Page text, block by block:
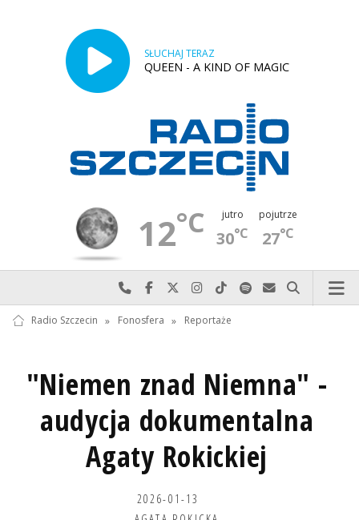
SŁUCHAJ TERAZ
QUEEN - A KIND OF MAGIC
12°C jutro
30°C
pojutrze
27°C
Najlepiej po prostu do nas zadzwoń
Odwiedź nas na Facebook-u
Odwiedź nas na X
Odwiedź nas na Instagram-ie
Odwiedź nas na TikTok-u
Szukaj nas na Spotify
Wyślij do nas
Szukaj
Radio Szczecin » Fonosfera » Reportaże
"Niemen znad Niemna" -
audycja dokumentalna
Agaty Rokickiej
2026-01-13